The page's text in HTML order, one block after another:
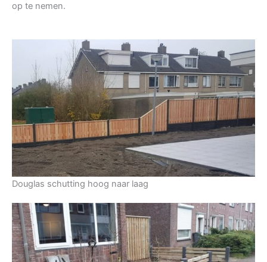
op te nemen.
Douglas schutting hoog naar laag